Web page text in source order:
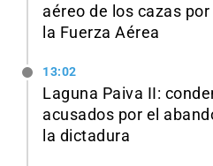
aéreo de los cazas
la Fuerza Aérea
13:02
Laguna Paiva II:
acusados por el
la dictadura